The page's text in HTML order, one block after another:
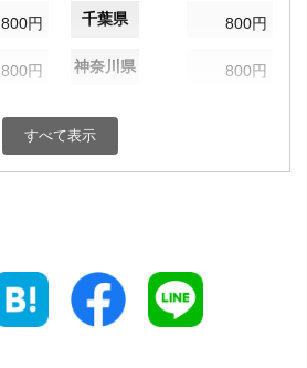
800円 千葉県 800円
800円 神奈川県 800円
800円 富山県
800円 三重県
すべて表示